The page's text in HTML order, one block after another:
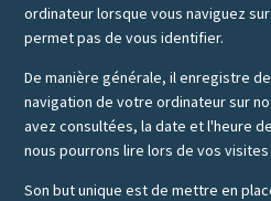
ordinateur lorsque vous naviguez
permet pas de vous identifier.
De manière générale, il enregistre
navigation de votre ordinateur sur
avez consultées, la date et l'heure
nous pourrons lire lors de vos
Son but unique est de mettre en